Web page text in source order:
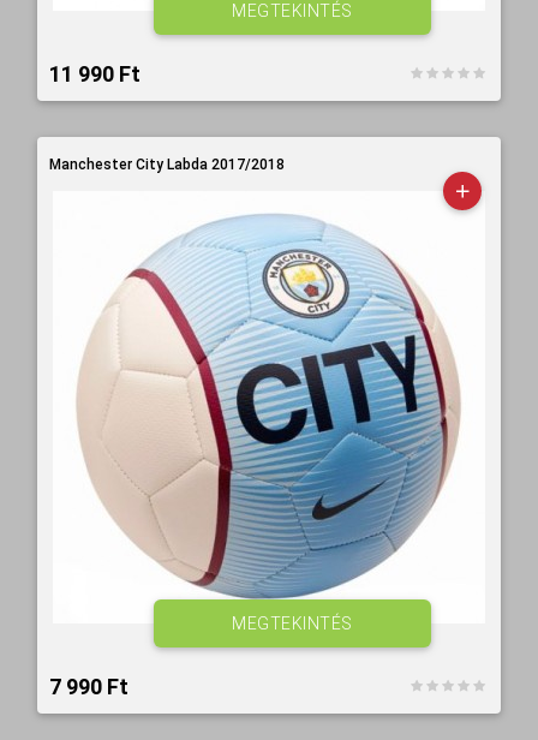
11 990 Ft‎
MEGTEKINTÉS
Manchester City Labda 2017/2018
7 990 Ft‎
MEGTEKINTÉS